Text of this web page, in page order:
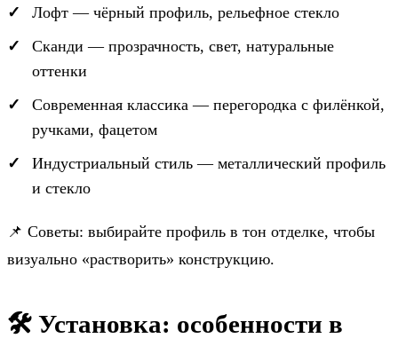
Лофт — чёрный профиль, рельефное стекло
Сканди — прозрачность, свет, натуральные
оттенки
Современная классика — перегородка с филёнкой,
ручками, фацетом
Индустриальный стиль — металлический профиль
и стекло
📌 Советы: выбирайте профиль в тон отделке, чтобы
визуально «растворить» конструкцию.
🛠 Установка: особенности в